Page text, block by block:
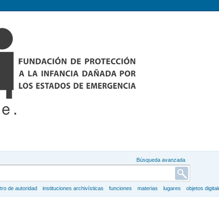
Búsqueda avanzada
de autoridad instituciones archivísticas funciones materias lugares objetos